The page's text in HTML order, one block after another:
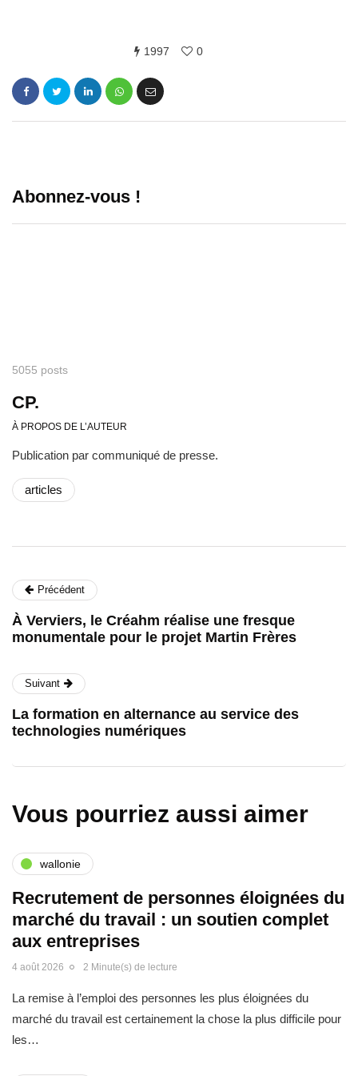
1997 0
Abonnez-vous !
5055 posts
CP.
À PROPOS DE L’AUTEUR
Publication par communiqué de presse.
articles
Précédent
À Verviers, le Créahm réalise une fresque
monumentale pour le projet Martin Frères
Suivant
La formation en alternance au service des
technologies numériques
Vous pourriez aussi aimer
wallonie
Recrutement de personnes éloignées du
marché du travail : un soutien complet
aux entreprises
4 août 2026 2 Minute(s) de lecture
La remise à l’emploi des personnes les plus éloignées du
marché du travail est certainement la chose la plus difficile pour
les…